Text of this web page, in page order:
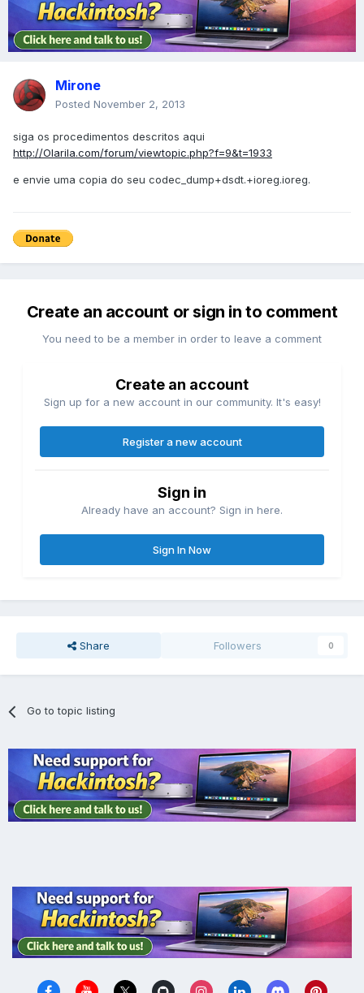
Mirone
Posted November 2, 2013
siga os procedimentos descritos aqui
http://Olarila.com/forum/viewtopic.php?f=9&t=1933
e envie uma copia do seu codec_dump+dsdt.+ioreg.ioreg.
Create an account or sign in to comment
You need to be a member in order to leave a comment
Create an account
Sign up for a new account in our community. It's easy!
Register a new account
Sign in
Already have an account? Sign in here.
Sign In Now
Share Followers 0
Go to topic listing